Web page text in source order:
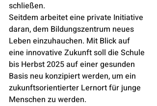
schließen.
Seitdem arbeitet eine private Initiative
daran, dem Bildungszentrum neues
Leben einzuhauchen. Mit Blick auf
eine innovative Zukunft soll die Schule
bis Herbst 2025 auf einer gesunden
Basis neu konzipiert werden, um ein
zukunftsorientierter Lernort für junge
Menschen zu werden.